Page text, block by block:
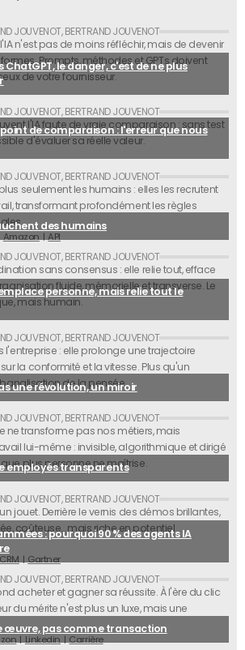
ChatGPT, le danger, c'est de ne plus
l'IA n'est pas de moins réfléchir, mais de devenir
Prompts, méthodes et GPTs doivent
de votre fournisseur.
point de comparaison : l'erreur que nous
l'IA faute de vraie comparaison : sans test
d'évaluer sa réelle valeur.
des humains
seulement les humains : elles les recrutent
transformant profondément les règles
Amazon API
personne, mais relie tout le
sans consensus : elle relie tout, efface
fluide, mémorielle et transverse. Le
mais humain.
une révolution, un miroir
l'entreprise : elle prolonge une trajectoire
la conformité et la vitesse. Plus qu'un
banalisation de la pensée.
employés transparents
ne transforme pas nos métiers, mais
lui-même : invisible, algorithmique et dirigé
plus personne ne maîtrise.
: pourquoi 90 % des agents IA
jouet. Derrière le vernis des démos brillantes,
coûteuse… mais riche en potentiel
CRM Gartner
œuvre, pas comme transaction
acheter et gagner sa réussite. À l'ère du clic
du mérite n'est plus un luxe, mais une
Linkedin Carrière